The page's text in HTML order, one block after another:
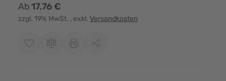
Ab17,76 €
zzgl. 19% MwSt. , exkl. Versandkosten